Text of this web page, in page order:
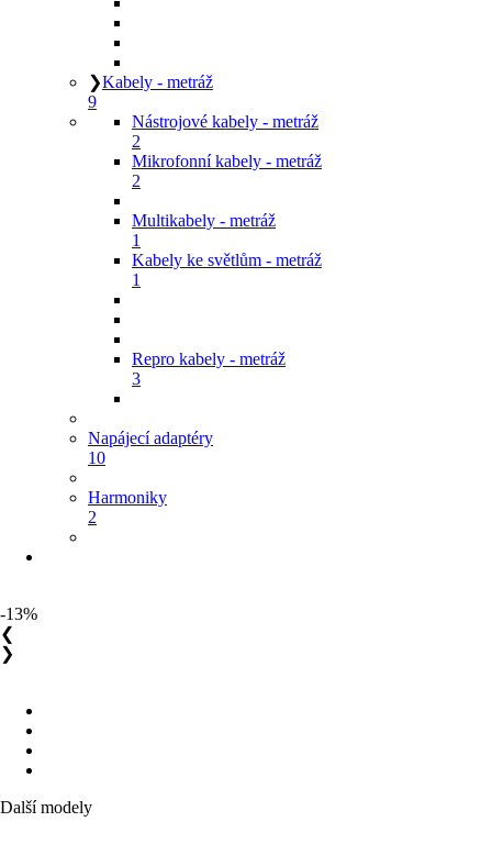
❯Kabely - metráž
9
Nástrojové kabely - metráž
2
Mikrofonní kabely - metráž
2
Multikabely - metráž
1
Kabely ke světlům - metráž
1
Repro kabely - metráž
3
Napájecí adaptéry
10
Harmoniky
2
-13%
❮
❯
Další modely